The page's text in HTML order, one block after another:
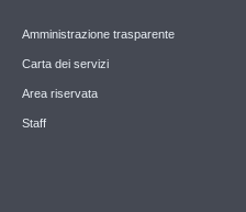
Amministrazione trasparente
Carta dei servizi
Area riservata
Staff